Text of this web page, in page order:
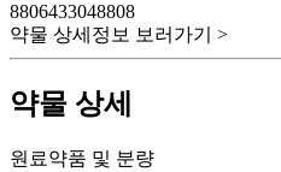
8806433048808
약물 상세정보 보러가기 >
약물 상세
원료약품 및 분량